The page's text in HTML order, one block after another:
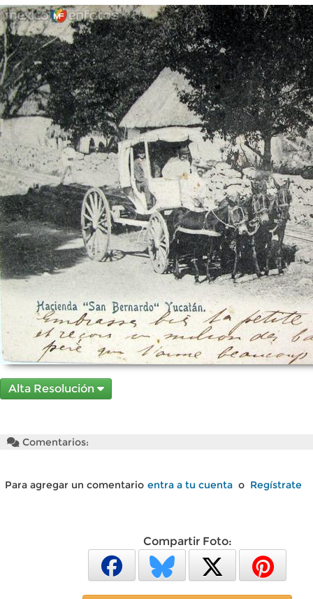
Alta Resolución
Comentarios:
Para agregar un comentario entra a tu cuenta o Regístrate
Compartir Foto: